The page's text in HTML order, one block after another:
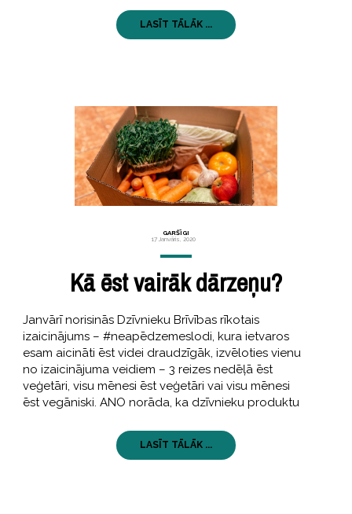
LASĪT TĀLĀK ...
GARŠĪGI
17 Janvāris, 2020
Kā ēst vairāk dārzeņu?
Janvārī norisinās Dzīvnieku Brīvības rīkotais
izaicinājums – #neapēdzemeslodi, kura ietvaros
esam aicināti ēst videi draudzīgāk, izvēloties vienu
no izaicinājuma veidiem – 3 reizes nedēļā ēst
veģetāri, visu mēnesi ēst veģetāri vai visu mēnesi
ēst vegāniski. ANO norāda, ka dzīvnieku produktu
LASĪT TĀLĀK ...